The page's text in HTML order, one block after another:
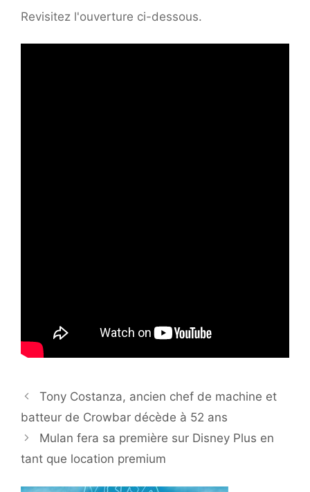
Revisitez l'ouverture ci-dessous.
Tony Costanza, ancien chef de machine et
batteur de Crowbar décède à 52 ans
Mulan fera sa première sur Disney Plus en
tant que location premium